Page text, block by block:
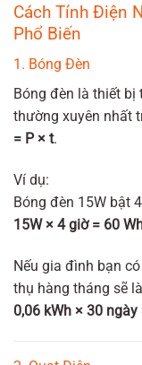
Cách Tính Điện
Phổ Biến
1. Bóng Đèn
Bóng đèn là thiết
thường xuyên nhất
= P × t.
Ví dụ:
Bóng đèn 15W bật
15W × 4 giờ = 60
Nếu gia đình bạn
thụ hàng tháng sẽ
0,06 kWh × 30